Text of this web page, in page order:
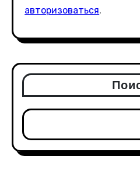
авторизоваться.